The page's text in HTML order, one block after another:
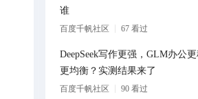
谁
百度千帆社区 67 看过
DeepSeek写作更强，GLM办公
更均衡？实测结果来了
百度千帆社区 90 看过